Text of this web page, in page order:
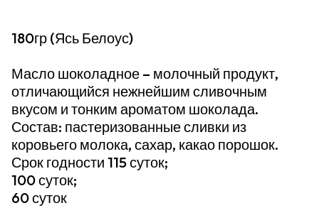
180гр (Ясь Белоус)
Масло шоколадное – молочный продукт,
отличающийся нежнейшим сливочным
вкусом и тонким ароматом шоколада.
Состав: пастеризованные сливки из
коровьего молока, сахар, какао порошок.
Срок годности 115 суток;
100 суток;
60 суток